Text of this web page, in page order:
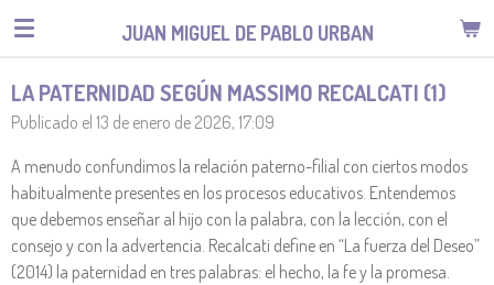
Ir
principal
JUAN MIGUEL DE PABLO URBAN
LA PATERNIDAD SEGÚN MASSIMO RECALCATI (1)
Publicado el 13 de enero de 2026, 17:09
A menudo confundimos la relación paterno-filial con ciertos modos
habitualmente presentes en los procesos educativos. Entendemos
que debemos enseñar al hijo con la palabra, con la lección, con el
consejo y con la advertencia. Recalcati define en “La fuerza del Deseo”
(2014) la paternidad en tres palabras: el hecho, la fe y la promesa.